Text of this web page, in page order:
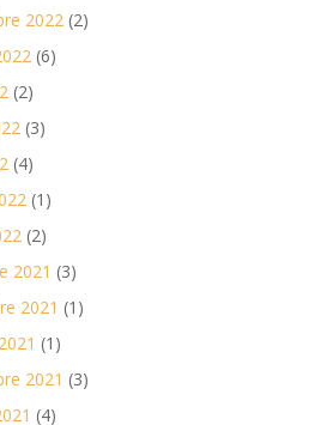
2022 (2)
(6)
(2)
(3)
(4)
(1)
(2)
2021 (3)
2021 (1)
(1)
2021 (3)
(4)